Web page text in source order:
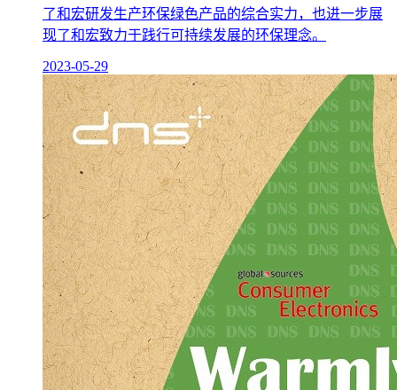
了和宏研发生产环保绿色产品的综合实力，也进一步展
现了和宏致力于践行可持续发展的环保理念。
2023-05-29